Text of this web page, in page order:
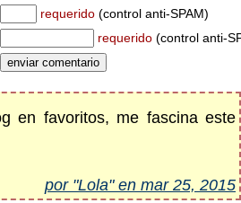
requerido (control anti-SPAM)
requerido (control anti-
en favoritos, me fascina este
por "Lola" en mar 25, 2015